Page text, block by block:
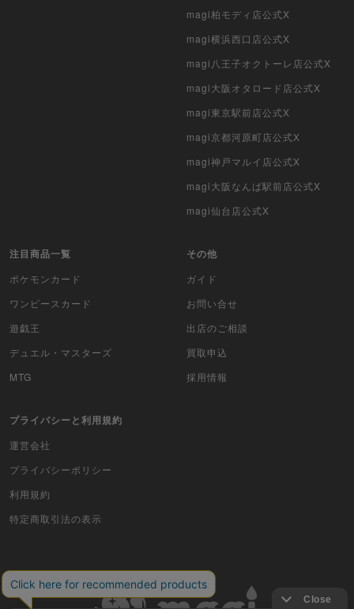
カードファイト!! ヴァンガード
WIXOSS
WCCF
ムシキング
スポーツ
アイカツ
アヴァロンの鍵
magi柏モディ店公式X
magi横浜西口店公式X
magi八王子オクトーレ店公式X
magi大阪オタロード店公式X
magi東京駅前店公式X
magi京都河原町店公式X
magi神戸マルイ店公式X
magi大阪なんば駅前店公式X
magi仙台店公式X
注目商品一覧
ポケモンカード
ワンピースカード
遊戯王
デュエル・マスターズ
MTG
その他
ガイド
お問い合せ
出店のご相談
買取申込
採用情報
プライバシーと利用規約
運営会社
プライバシーポリシー
利用規約
特定商取引法の表示